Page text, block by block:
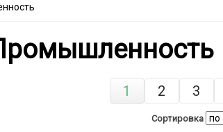
1 2 3
Сортировка